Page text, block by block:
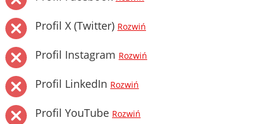
Profil X (Twitter) Rozwiń
Profil Instagram Rozwiń
Profil LinkedIn Rozwiń
Profil YouTube Rozwiń